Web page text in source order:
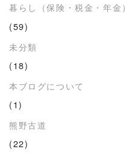
暮らし（保険・税金・年金）
(59)
未分類
(18)
本ブログについて
(1)
熊野古道
(22)